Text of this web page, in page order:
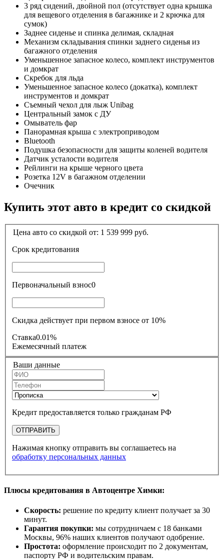
3 ряд сидений, двойной пол (отсутствует одна крышка
для вещевого отделения в багажнике и 2 крючка для
сумок)
Заднее сиденье и спинка делимая, складная
Механизм складывания спинки заднего сиденья из
багажного отделения
Уменьшенное запасное колесо, комплект инструментов
и домкрат
Скребок для льда
Уменьшенное запасное колесо (докатка), комплект
инструментов и домкрат
Съемный чехол для лыж Unibag
Центральный замок с ДУ
Омыватель фар
Панорамная крыша с электроприводом
Bluetooth
Подушка безопасности для защиты коленей водителя
Датчик усталости водителя
Рейлинги на крыше черного цвета
Розетка 12V в багажном отделении
Очечник
Купить этот авто в кредит со скидкой
Цена авто со скидкой от: 1 539 999 руб.
Срок кредитования
Первоначальный взнос0
Скидка действует при первом взносе от 10%
Ставка0.01%
Ежемесячный платеж
Ваши данные
Кредит предоставляется только гражданам РФ
ОТПРАВИТЬ
Нажимая кнопку отправить вы соглашаетесь на
обработку персональных данных
Плюсы кредитования в Автоцентре Химки:
Скорость: решение по кредиту клиент получает за 30
минут.
Гарантия покупки: мы сотрудничаем с 18 банками
Москвы, 96% наших клиентов получают одобрение.
Простота: оформление происходит по 2 документам,
паспорту РФ и водительским правам.